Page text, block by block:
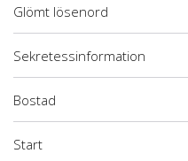
Glömt lösenord
Sekretessinformation
Bostad
Start